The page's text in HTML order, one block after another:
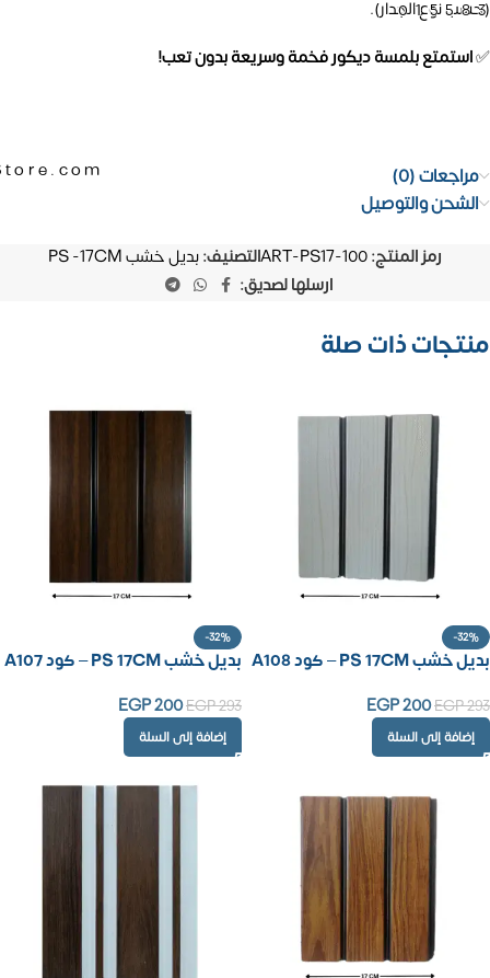
(حسب نوع الجدار).
✅استمتع بلمسة ديكور فخمة وسريعة بدون تعب!
مراجعات (0)
الشحن والتوصيل
رمز المنتج:ART-PS17-100التصنيف:بديل خشب PS -17CM
ارسلها لصديق:
منتجات ذات صلة
-32%
بديل خشب PS 17CM – كود A108
EGP293
EGP200
إضافة إلى السلة
-32%
بديل خشب PS 17CM – كود A107
EGP293
EGP200
إضافة إلى السلة